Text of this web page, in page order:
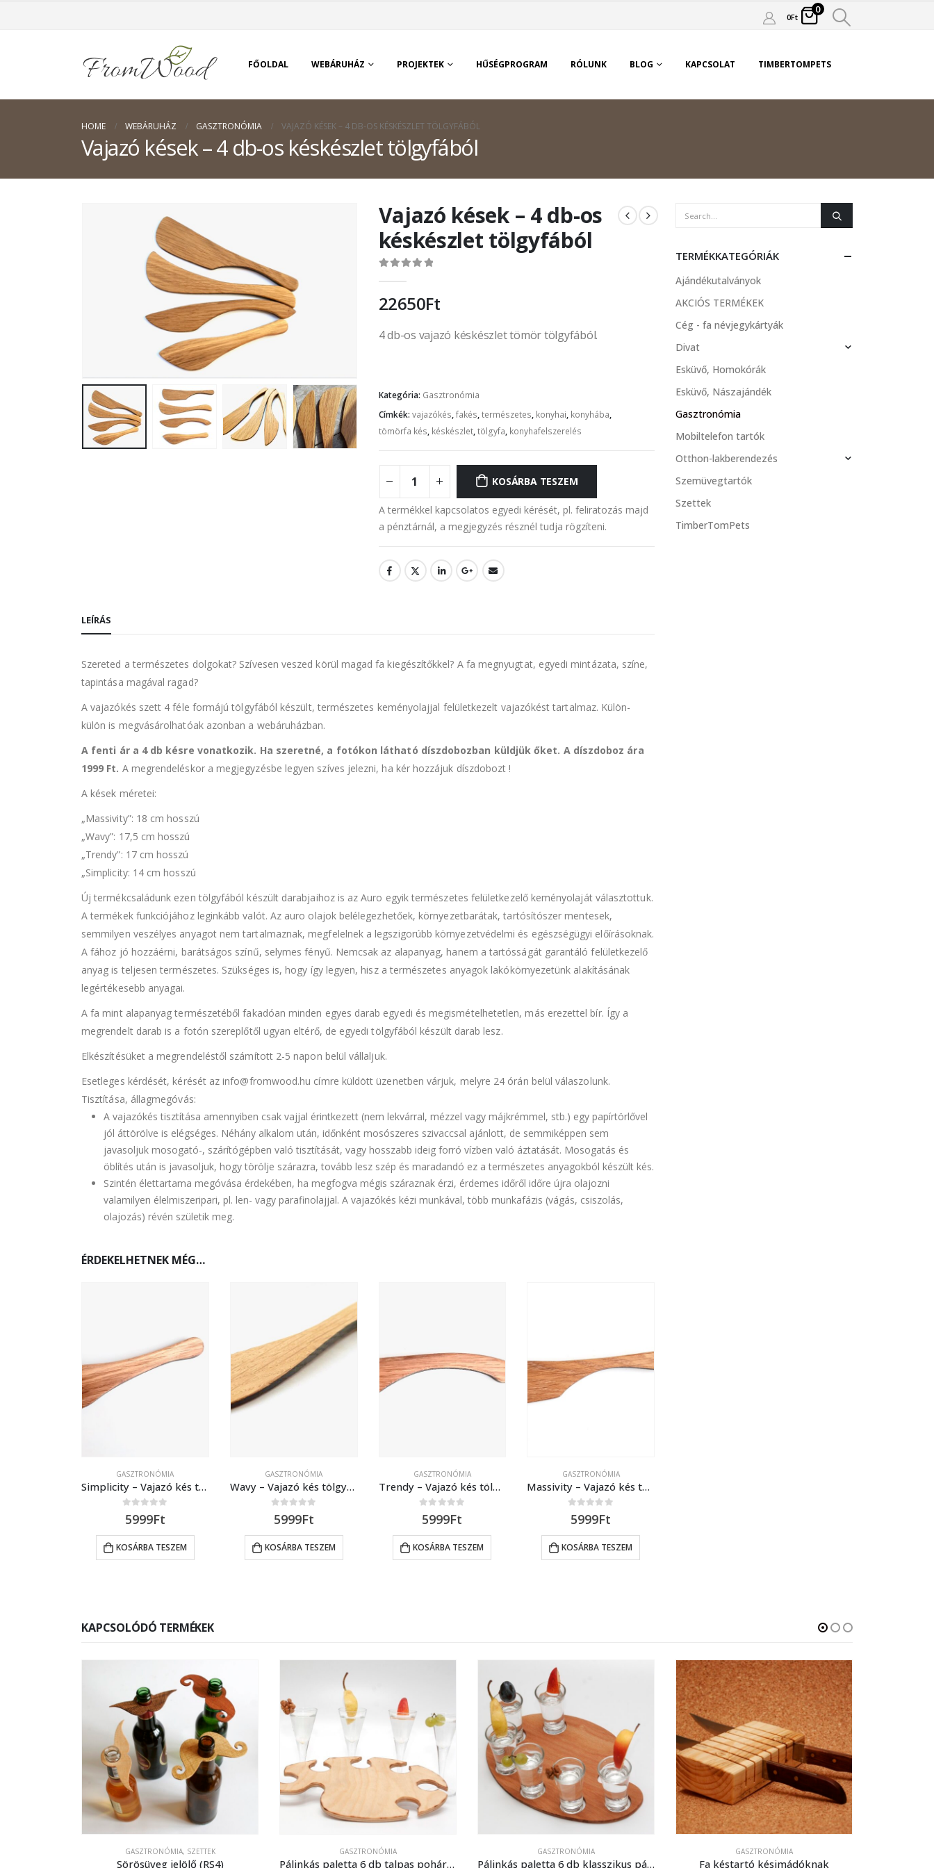
0Ft
0
FŐOLDAL WEBÁRUHÁZ PROJEKTEK HŰSÉGPROGRAM RÓLUNK BLOG KAPCSOLAT TIMBERTOMPETS
HOME WEBÁRUHÁZ GASZTRONÓMIA VAJAZÓ KÉSEK – 4 DB-OS KÉSKÉSZLET TÖLGYFÁBÓL
Vajazó kések – 4 db-os késkészlet tölgyfából
Vajazó kések – 4 db-os
késkészlet tölgyfából
22650Ft
4 db-os vajazó késkészlet tömör tölgyfából.
Kategória: Gasztronómia
Címkék: vajazókés,fakés,természetes, konyhai, konyhába,
tömörfa kés, késkészlet,tölgyfa, konyhafelszerelés
KOSÁRBA TESZEM
A termékkel kapcsolatos egyedi kérését, pl. feliratozás majd
a pénztárnál, a megjegyzés résznél tudja rögzíteni.
LEÍRÁS
Szereted a természetes dolgokat? Szívesen veszed körül magad fa kiegészítőkkel? A fa megnyugtat, egyedi mintázata, színe,
tapintása magával ragad?
A vajazókés szett 4 féle formájú tölgyfából készült, természetes keményolajjal felületkezelt vajazókést tartalmaz. Külön-
külön is megvásárolhatóak azonban a webáruházban.
A fenti ár a 4 db késre vonatkozik. Ha szeretné, a fotókon látható díszdobozban küldjük őket. A díszdoboz ára
1999 Ft. A megrendeléskor a megjegyzésbe legyen szíves jelezni, ha kér hozzájuk díszdobozt !
A kések méretei:
„Massivity”: 18 cm hosszú
„Wavy”: 17,5 cm hosszú
„Trendy”: 17 cm hosszú
„Simplicity: 14 cm hosszú
Új termékcsaládunk ezen tölgyfából készült darabjaihoz is az Auro egyik természetes felületkezelő keményolaját választottuk.
A termékek funkciójához leginkább valót. Az auro olajok belélegezhetőek, környezetbarátak, tartósítószer mentesek,
semmilyen veszélyes anyagot nem tartalmaznak, megfelelnek a legszigorúbb környezetvédelmi és egészségügyi előírásoknak.
A fához jó hozzáérni, barátságos színű, selymes fényű. Nemcsak az alapanyag, hanem a tartósságát garantáló felületkezelő
anyag is teljesen természetes. Szükséges is, hogy így legyen, hisz a természetes anyagok lakókörnyezetünk alakításának
legértékesebb anyagai.
A fa mint alapanyag természetéből fakadóan minden egyes darab egyedi és megismételhetetlen, más erezettel bír. Így a
megrendelt darab is a fotón szereplőtől ugyan eltérő, de egyedi tölgyfából készült darab lesz.
Elkészítésüket a megrendeléstől számított 2-5 napon belül vállaljuk.
Esetleges kérdését, kérését az info@fromwood.hu címre küldött üzenetben várjuk, melyre 24 órán belül válaszolunk.
Tisztítása, állagmegóvás:
A vajazókés tisztítása amennyiben csak vajjal érintkezett (nem lekvárral, mézzel vagy májkrémmel, stb.) egy papírtörlővel
jól áttörölve is elégséges. Néhány alkalom után, időnként mosószeres szivaccsal ajánlott, de semmiképpen sem
javasoljuk mosogató-, szárítógépben való tisztítását, vagy hosszabb ideig forró vízben való áztatását. Mosogatás és
öblítés után is javasoljuk, hogy törölje szárazra, tovább lesz szép és maradandó ez a természetes anyagokból készült kés.
Szintén élettartama megóvása érdekében, ha megfogva mégis száraznak érzi, érdemes időről időre újra olajozni
valamilyen élelmiszeripari, pl. len- vagy parafinolajjal. A vajazókés kézi munkával, több munkafázis (vágás, csiszolás,
olajozás) révén születik meg.
ÉRDEKELHETNEK MÉG…
GASZTRONÓMIA
Simplicity – Vajazó kés tölgyfából
0out of 5
5999Ft
KOSÁRBA TESZEM
GASZTRONÓMIA
Wavy – Vajazó kés tölgyfából
0out of 5
5999Ft
KOSÁRBA TESZEM
GASZTRONÓMIA
Trendy – Vajazó kés tölgyfából
0out of 5
5999Ft
KOSÁRBA TESZEM
GASZTRONÓMIA
Massivity – Vajazó kés tölgyfából
0out of 5
5999Ft
KOSÁRBA TESZEM
TERMÉKKATEGÓRIÁK
Ajándékutalványok
AKCIÓS TERMÉKEK
Cég - fa névjegykártyák
Divat
Esküvő, Homokórák
Esküvő, Nászajándék
Gasztronómia
Mobiltelefon tartók
Otthon-lakberendezés
Szemüvegtartók
Szettek
TimberTomPets
KAPCSOLÓDÓ TERMÉKEK
GASZTRONÓMIA, SZETTEK
Sörösüveg jelölő (RS4)
GASZTRONÓMIA
Pálinkás paletta 6 db talpas pohárhoz
GASZTRONÓMIA
Pálinkás paletta 6 db klasszikus pálinkás pohárhoz
GASZTRONÓMIA
Fa késtartó késimádóknak